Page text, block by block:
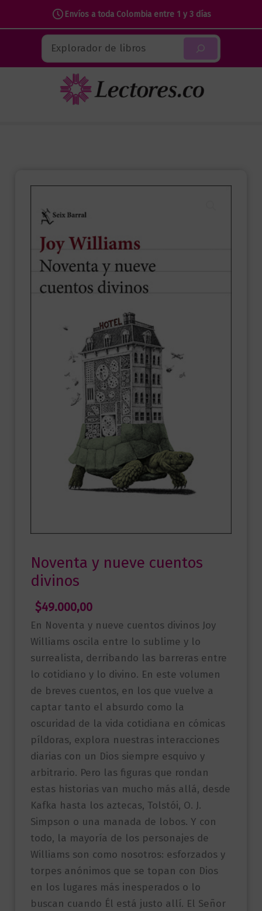
Envíos a toda Colombia entre 1 y 3 días
contenido
Buscar
Noventa y nueve cuentos
divinos
$49.000,00
En Noventa y nueve cuentos divinos Joy
Williams oscila entre lo sublime y lo
surrealista, derribando las barreras entre
lo cotidiano y lo divino. En este volumen
de breves cuentos, en los que vuelve a
captar tanto el absurdo como la
oscuridad de la vida cotidiana en cómicas
píldoras, explora nuestras interacciones
diarias con un Dios siempre esquivo y
arbitrario. Pero las figuras que rondan
estas historias van mucho más allá, desde
Kafka hasta los aztecas, Tolstói, O. J.
Simpson o una manada de lobos. Y con
todo, la mayoría de los personajes de
Williams son como nosotros: esforzados y
torpes anónimos que se topan con Dios
en los lugares más inesperados o lo
buscan cuando Él está justo allí. El Señor